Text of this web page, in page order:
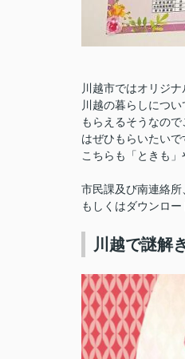
川越市ではオリジナ
川越の暮らしにつ
もらえるそうなの
はぜひもらいたいで
こちらも「ときも」
市民課及び南連絡
もしくはダウンロー
川越で謎解